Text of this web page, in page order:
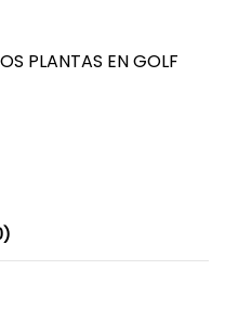
PLANTAS EN GOLF